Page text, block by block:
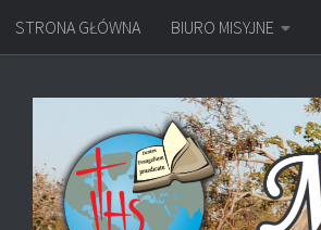
Przejdź do treści
STRONA GŁÓWNA BIURO MISYJNE